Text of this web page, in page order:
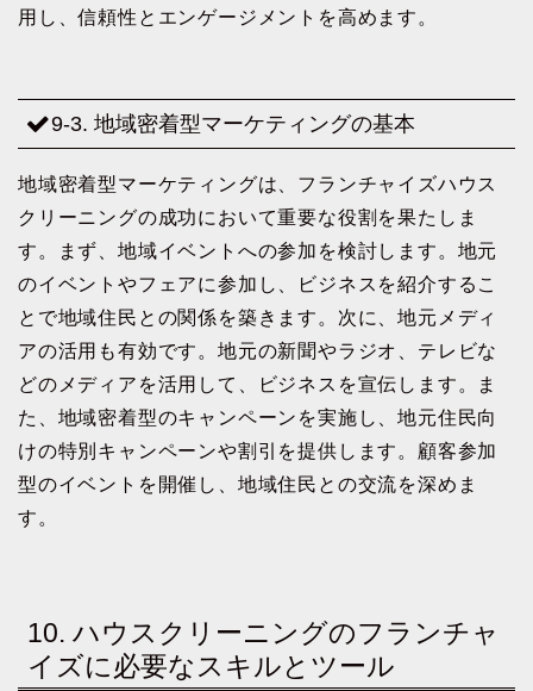
用し、信頼性とエンゲージメントを高めます。
9-3. 地域密着型マーケティングの基本
地域密着型マーケティングは、フランチャイズハウス
クリーニングの成功において重要な役割を果たしま
す。まず、地域イベントへの参加を検討します。地元
のイベントやフェアに参加し、ビジネスを紹介するこ
とで地域住民との関係を築きます。次に、地元メディ
アの活用も有効です。地元の新聞やラジオ、テレビな
どのメディアを活用して、ビジネスを宣伝します。ま
た、地域密着型のキャンペーンを実施し、地元住民向
けの特別キャンペーンや割引を提供します。顧客参加
型のイベントを開催し、地域住民との交流を深めま
す。
10. ハウスクリーニングのフランチャ
イズに必要なスキルとツール